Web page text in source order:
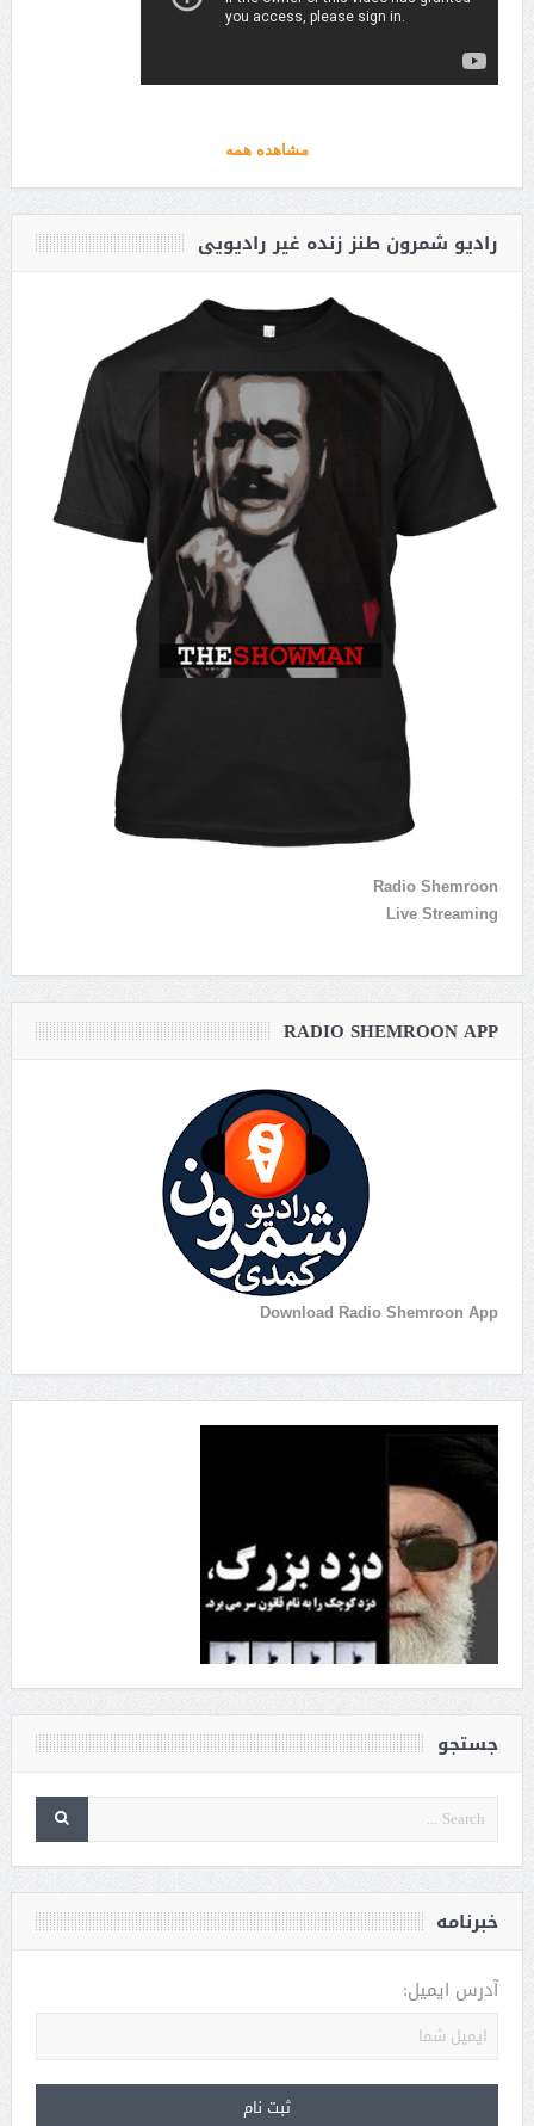
مشاهده همه
رادیو شمرون طنز زنده غیر رادیویی
Radio Shemroon
Live Streaming
RADIO SHEMROON APP
Download Radio Shemroon App
جستجو
خبرنامه
آدرس ایمیل: